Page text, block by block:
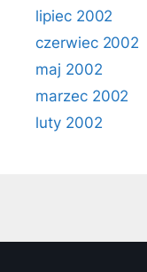
lipiec 2002
czerwiec 2002
maj 2002
marzec 2002
luty 2002